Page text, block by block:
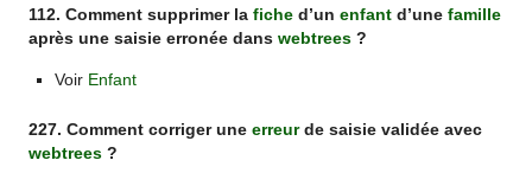
112. Comment supprimer lafiche d’unenfant d’unefamille
après une saisie erronée danswebtrees ?
Voir Enfant
227. Comment corriger uneerreurde saisie validée avec
webtrees ?